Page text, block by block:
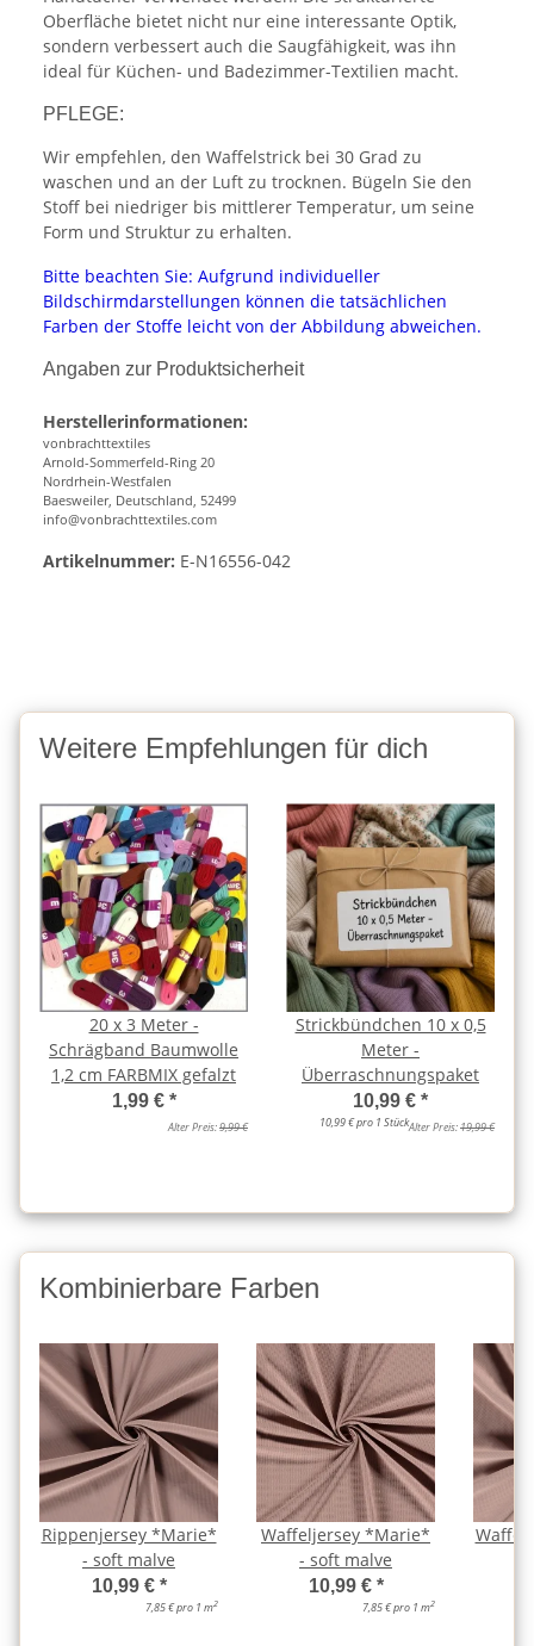
Oberfläche bietet nicht nur eine interessante Optik,
sondern verbessert auch die Saugfähigkeit, was ihn
ideal für Küchen- und Badezimmer-Textilien macht.
PFLEGE:
Wir empfehlen, den Waffelstrick bei 30 Grad zu
waschen und an der Luft zu trocknen. Bügeln Sie den
Stoff bei niedriger bis mittlerer Temperatur, um seine
Form und Struktur zu erhalten.
Bitte beachten Sie: Aufgrund individueller
Bildschirmdarstellungen können die tatsächlichen
Farben der Stoffe leicht von der Abbildung abweichen.
Angaben zur Produktsicherheit
Herstellerinformationen:
vonbrachttextiles
Arnold-Sommerfeld-Ring 20
Nordrhein-Westfalen
Baesweiler, Deutschland, 52499
info@vonbrachttextiles.com
Artikelnummer: E-N16556-042
Weitere Empfehlungen für dich
20 x 3 Meter -
Schrägband Baumwolle
1,2 cm FARBMIX gefalzt
1,99 € *
Alter Preis:9,99 €
Strickbündchen 10 x 0,5
Meter -
Überraschnungspaket
10,99 € *
10,99 € pro 1 StückAlter Preis:19,99 €
Kombinierbare Farben
Rippenjersey *Marie*
- soft malve
10,99 € *
7,85 € pro 1 m2
Waffeljersey *Marie*
- soft malve
10,99 € *
7,85 € pro 1 m2